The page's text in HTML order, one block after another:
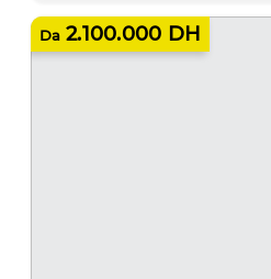
Da 2.100.000 DH